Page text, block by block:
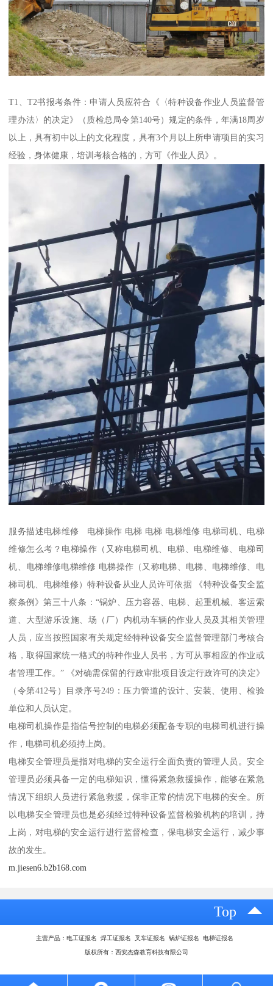
T1、T2书报考条件：申请人员应符合《〈特种设备作业人员监督管
理办法〉的决定》（质检总局令第140号）规定的条件，年满18周岁
以上，具有初中以上的文化程度，具有3个月以上所申请项目的实习
经验，身体健康，培训考核合格的，方可《作业人员》。
服务描述电梯维修 电梯操作 电梯 电梯 电梯维修 电梯司机、电梯
维修怎么考？电梯操作（又称电梯司机、电梯、电梯维修、电梯司
机、电梯维修电梯维修 电梯操作（又称电梯、电梯、电梯维修、电
梯司机、电梯维修）特种设备从业人员许可依据 《特种设备安全监
察条例》第三十八条：“锅炉、压力容器、电梯、起重机械、客运索
道、大型游乐设施、场（厂）内机动车辆的作业人员及其相关管理
人员，应当按照国家有关规定经特种设备安全监督管理部门考核合
格，取得国家统一格式的特种作业人员书，方可从事相应的作业或
者管理工作。” 《对确需保留的行政审批项目设定行政许可的决定》
（令第412号）目录序号249：压力管道的设计、安装、使用、检验
单位和人员认定。
电梯司机操作是指信号控制的电梯必须配备专职的电梯司机进行操
作，电梯司机必须持上岗。
电梯安全管理员是指对电梯的安全运行全面负责的管理人员。安全
管理员必须具备一定的电梯知识，懂得紧急救援操作，能够在紧急
情况下组织人员进行紧急救援，保非正常的情况下电梯的安全。所
以电梯安全管理员也是必须经过特种设备监督检验机构的培训，持
上岗，对电梯的安全运行进行监督检查，保电梯安全运行，减少事
故的发生。
m.jiesen6.b2b168.com
Top
主营产品：电工证报名 焊工证报名 叉车证报名 锅炉证报名 电梯证报名
版权所有：西安杰森教育科技有限公司